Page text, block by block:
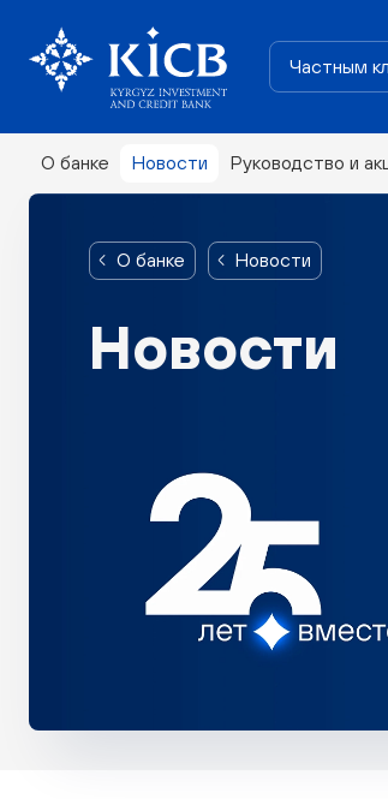
Частным
О банке Новости Руководство и
О банке Новости
Новости